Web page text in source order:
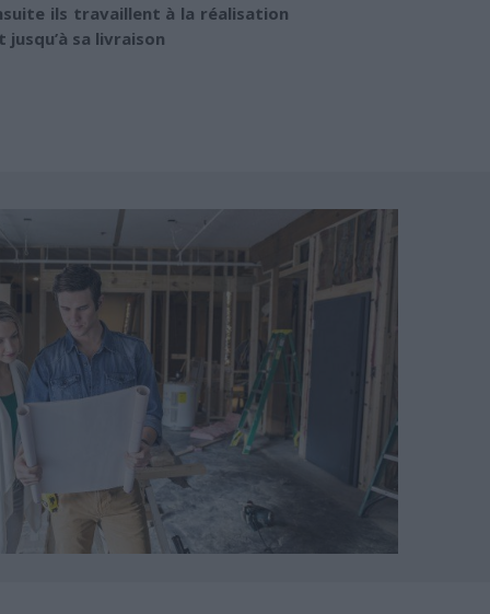
ils travaillent à la réalisation
sa livraison